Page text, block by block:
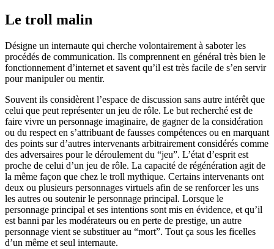
Le troll malin
Désigne un internaute qui cherche volontairement à saboter les
procédés de communication. Ils comprennent en général très bien le
fonctionnement d’internet et savent qu’il est très facile de s’en servir
pour manipuler ou mentir.
Souvent ils considèrent l’espace de discussion sans autre intérêt que
celui que peut représenter un jeu de rôle. Le but recherché est de
faire vivre un personnage imaginaire, de gagner de la considération
ou du respect en s’attribuant de fausses compétences ou en marquant
des points sur d’autres intervenants arbitrairement considérés comme
des adversaires pour le déroulement du “jeu”. L’état d’esprit est
proche de celui d’un jeu de rôle. La capacité de régénération agit de
la même façon que chez le troll mythique. Certains intervenants ont
deux ou plusieurs personnages virtuels afin de se renforcer les uns
les autres ou soutenir le personnage principal. Lorsque le
personnage principal et ses intentions sont mis en évidence, et qu’il
est banni par les modérateurs ou en perte de prestige, un autre
personnage vient se substituer au “mort”. Tout ça sous les ficelles
d’un même et seul internaute.